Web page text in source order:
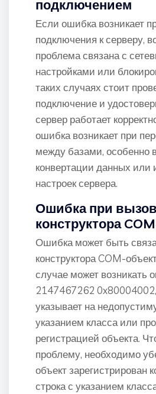
подключением
Если ошибка возникает
подключения к серверу,
проблема связана с
настройками или
таких случаях стоит
подключение и
сервер работает
ошибка возникает при
между базами, особенно
конвертации данных или
настроек сервера.
Ошибка при
конструктора
Ошибка может быть
конструктора COM-
случае может возникать
2147467262 0x80004002,
указывает на
указанием класса или
регистрацией объекта.
проблему, необходимо
объект зарегистрирован
строка с указанием